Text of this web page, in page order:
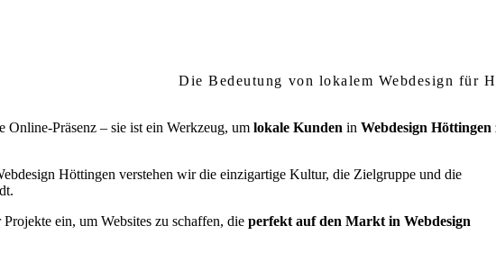
Die Bedeutung von lokalem Webdesign für
Online-Präsenz – sie ist ein Werkzeug, um lokale Kunden in Webdesign Höttingen
Höttingen verstehen wir die einzigartige Kultur, die Zielgruppe und die
ein, um Websites zu schaffen, die perfekt auf den Markt in Webdesign